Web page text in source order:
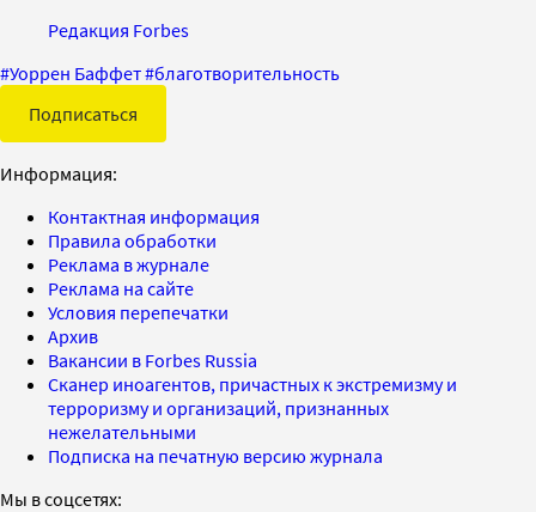
Редакция Forbes
#Уоррен Баффет#благотворительность
Подписаться
Информация:
Контактная информация
Правила обработки
Реклама в журнале
Реклама на сайте
Условия перепечатки
Архив
Вакансии в Forbes Russia
Сканер иноагентов, причастных к экстремизму и
терроризму и организаций, признанных
нежелательными
Подписка на печатную версию журнала
Мы в соцсетях: